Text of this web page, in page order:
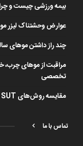
بیمه ورزشی چیست و چرا
عوارض وحشتناک لیزر
چند راز داشتن موهای
مراقبت از موهای
تخصصی
مقایسه روش‌های FUE، FUT، SUT و Micro FIT در کاشت مو
تماس با ما